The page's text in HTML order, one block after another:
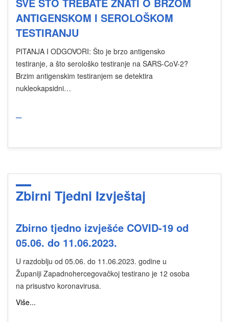
ANTIGENSKOM I SEROLOŠKOM
TESTIRANJU
PITANJA I ODGOVORI: Što je brzo antigensko
testiranje, a što serološko testiranje na SARS-CoV-2?
Brzim antigenskim testiranjem se detektira
nukleokapsidni…
Zbirni Tjedni Izvještaj
Zbirno tjedno izvješće COVID-19 od
05.06. do 11.06.2023.
U razdoblju od 05.06. do 11.06.2023. godine u
Županiji Zapadnohercegovačkoj testirano je 12 osoba
na prisustvo koronavirusa.
Više...